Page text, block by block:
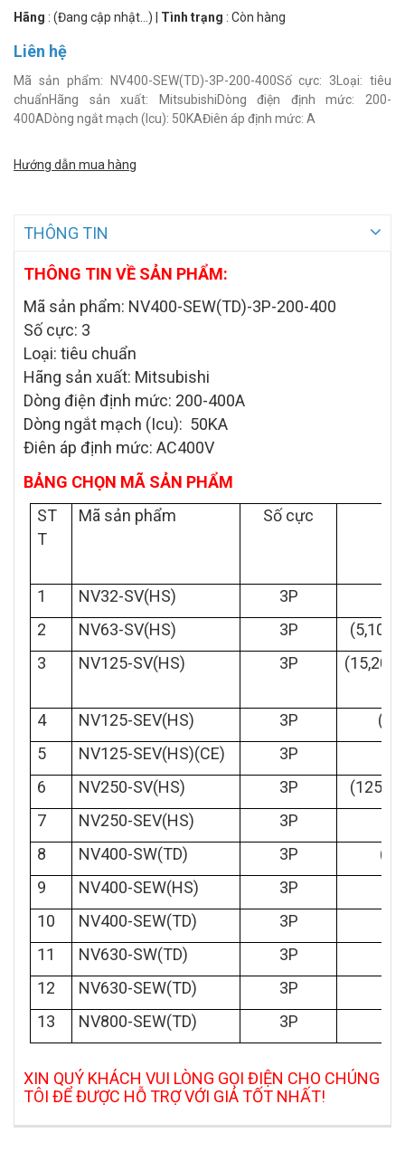
Hãng : (Đang cập nhật...) Tình trạng : Còn hàng
Liên hệ
Mã sản phẩm: NV400-SEW(TD)-3P-200-400Số cực: 3Loại: tiêu
chuẩnHãng sản xuất: MitsubishiDòng điện định mức: 200-
400ADòng ngắt mạch (Icu): 50KAĐiên áp định mức: A
Hướng dẫn mua hàng
THÔNG TIN
THÔNG TIN VỀ SẢN PHẨM:
Mã sản phẩm: NV400-SEW(TD)-3P-200-400
Số cực: 3
Loại: tiêu chuẩn
Hãng sản xuất: Mitsubishi
Dòng điện định mức: 200-400A
Dòng ngắt mạch (Icu): 50KA
Điên áp định mức: AC400V
BẢNG CHỌN MÃ SẢN PHẨM
ST
T
Mã sản phẩm Số cực
1 NV32-SV(HS) 3P
2
NV63-SV(HS) 3P
3
NV125-SV(HS) 3P
4 NV125-SEV(HS) 3P
5
NV125-SEV(HS)(CE)
3P
6
NV250-SV(HS) 3P
7
NV250-SEV(HS) 3P
8
NV400-SW(TD) 3P
9
NV400-SEW(HS) 3P
10
NV400-SEW(TD) 3P
11
NV630-SW(TD) 3P
12
NV630-SEW(TD) 3P
13
NV800-SEW(TD) 3P
XIN QUÝ KHÁCH VUI LÒNG GỌI ĐIỆN CHO CHÚNG
TÔI ĐỂ ĐƯỢC HỖ TRỢ VỚI GIÁ TỐT NHẤT!